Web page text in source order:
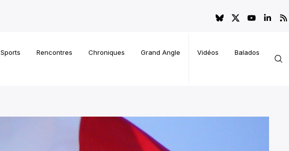
Sports Rencontres Chroniques Grand Angle Vidéos Balados